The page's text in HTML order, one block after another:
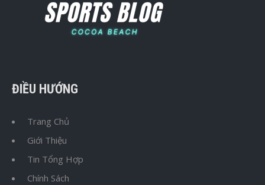
ĐIỀU HƯỚNG
Trang Chủ
Giới Thiệu
Tin Tổng Hợp
Chính Sách